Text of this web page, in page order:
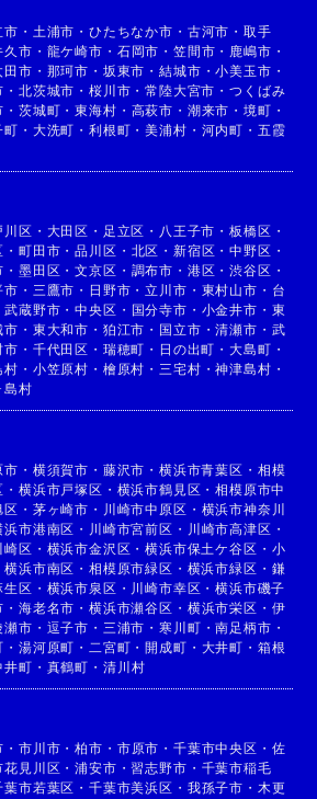
市 ・ 土浦市 ・ひたちなか市 ・ 古河市 ・ 取手
久市 ・ 龍ケ崎市 ・ 石岡市 ・ 笠間市 ・ 鹿嶋市 ・
田市 ・ 那珂市 ・ 坂東市 ・結城市 ・小美玉市 ・
・北茨城市 ・桜川市 ・常陸大宮市 ・つくばみ
・茨城町 ・東海村 ・ 高萩市 ・ 潮来市 ・ 境町 ・
町 ・ 大洗町 ・利根町 ・美浦村 ・ 河内町 ・ 五霞
川区 ・ 大田区 ・ 足立区 ・ 八王子市 ・板橋区 ・
・町田市 ・品川区 ・ 北区 ・ 新宿区 ・中野区 ・
・墨田区 ・文京区 ・ 調布市 ・ 港区 ・渋谷区 ・
市 ・ 三鷹市 ・ 日野市 ・立川市 ・ 東村山市 ・ 台
武蔵野市 ・中央区 ・ 国分寺市 ・ 小金井市 ・ 東
市 ・ 東大和市 ・ 狛江市 ・ 国立市 ・清瀬市 ・ 武
市 ・ 千代田区 ・ 瑞穂町 ・ 日の出町 ・大島町 ・
村 ・ 小笠原村 ・ 檜原村 ・三宅村 ・神津島村 ・
島村
市 ・ 横須賀市 ・ 藤沢市 ・横浜市青葉区 ・ 相模
・横浜市戸塚区 ・ 横浜市鶴見区 ・相模原市中
区 ・ 茅ヶ崎市 ・ 川崎市中原区 ・ 横浜市神奈川
浜市港南区 ・ 川崎市宮前区 ・ 川崎市高津区 ・
崎区 ・ 横浜市金沢区 ・横浜市保土ケ谷区 ・ 小
横浜市南区 ・相模原市緑区 ・ 横浜市緑区 ・ 鎌
生区 ・ 横浜市泉区 ・ 川崎市幸区 ・横浜市磯子
・海老名市 ・横浜市瀬谷区 ・ 横浜市栄区 ・ 伊
瀬市 ・ 逗子市 ・ 三浦市 ・寒川町 ・南足柄市 ・
・湯河原町 ・二宮町 ・ 開成町 ・ 大井町 ・ 箱根
井町 ・ 真鶴町 ・ 清川村
・市川市 ・柏市 ・ 市原市 ・ 千葉市中央区 ・ 佐
花見川区 ・浦安市 ・習志野市 ・ 千葉市稲毛
葉市若葉区 ・千葉市美浜区 ・ 我孫子市 ・ 木更